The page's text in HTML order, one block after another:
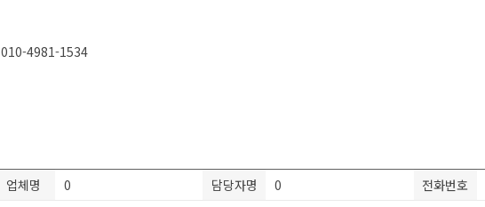
010-4981-1534
업체명 0 담당자명 0 전화번호